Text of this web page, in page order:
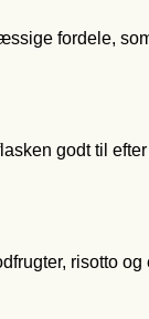
fordele,
godt til efter
risotto